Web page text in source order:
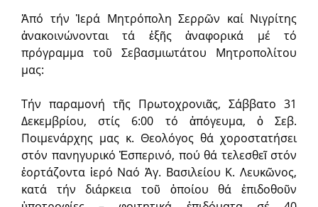
Ἀπό τήν Ἱερά Μητρόπολη Σερρῶν καί Νιγρίτης
ἀνακοινώνονται τά ἑξῆς ἀναφορικά μέ τό
πρόγραμμα τοῦ Σεβασμιωτάτου Μητροπολίτου
μας:
Τήν παραμονή τῆς Πρωτοχρονιᾶς, Σάββατο 31
Δεκεμβρίου, στίς 6:00 τό ἀπόγευμα, ὁ Σεβ.
Ποιμενάρχης μας κ. Θεολόγος θά χοροστατήσει
στόν πανηγυρικό Ἑσπερινό, πού θά τελεσθεῖ στόν
ἑορτάζοντα ἱερό Ναό Ἁγ. Βασιλείου Κ. Λευκῶνος,
κατά τήν διάρκεια τοῦ ὁποίου θά ἐπιδοθοῦν